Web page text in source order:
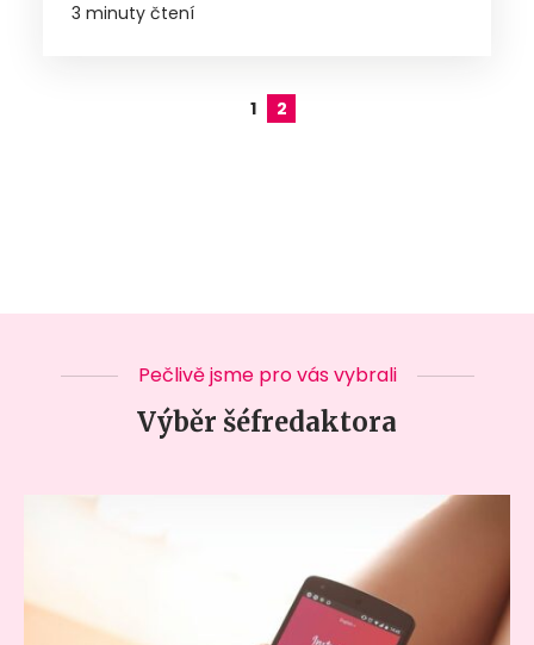
3 minuty čtení
1 2
Pečlivě jsme pro vás vybrali
Výběr šéfredaktora